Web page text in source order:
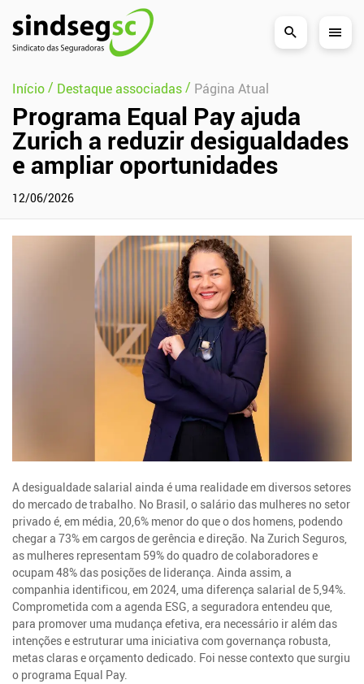
Pular Navegação (s)
Início/ Destaque associadas/ Página Atual
Programa Equal Pay ajuda
Zurich a reduzir desigualdades
e ampliar oportunidades
12/06/2026
A desigualdade salarial ainda é uma realidade em diversos setores
do mercado de trabalho. No Brasil, o salário das mulheres no setor
privado é, em média, 20,6% menor do que o dos homens, podendo
chegar a 73% em cargos de gerência e direção. Na Zurich Seguros,
as mulheres representam 59% do quadro de colaboradores e
ocupam 48% das posições de liderança. Ainda assim, a
companhia identificou, em 2024, uma diferença salarial de 5,94%.
Comprometida com a agenda ESG, a seguradora entendeu que,
para promover uma mudança efetiva, era necessário ir além das
intenções e estruturar uma iniciativa com governança robusta,
metas claras e orçamento dedicado. Foi nesse contexto que surgiu
o programa Equal Pay.